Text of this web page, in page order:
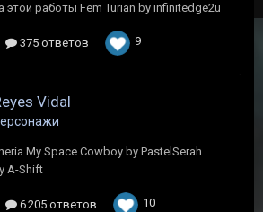
этой работы Fem Turian by infinitedge2u
375 ответов 9
Vidal
My Space Cowboy by PastelSerah
A-Shift
6 205 ответов 10